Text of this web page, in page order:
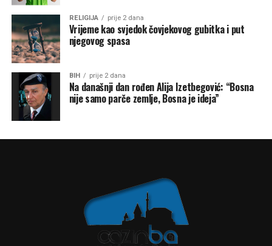
RELIGIJA prije 2 dana
Vrijeme kao svjedok čovjekovog gubitka i put
njegovog spasa
BIH prije 2 dana
Na današnji dan rođen Alija Izetbegović: “Bosna
nije samo parče zemlje, Bosna je ideja”